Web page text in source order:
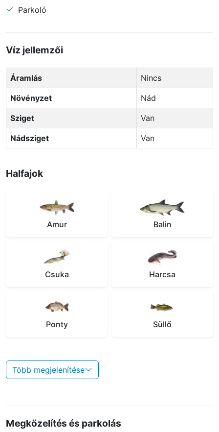
Parkoló
Víz jellemzői
Áramlás Nincs
Növényzet Nád
Sziget Van
Nádsziget Van
Halfajok
Amur Balin
Csuka Harcsa
Ponty Süllő
Több megjelenítése
Megközelítés és parkolás